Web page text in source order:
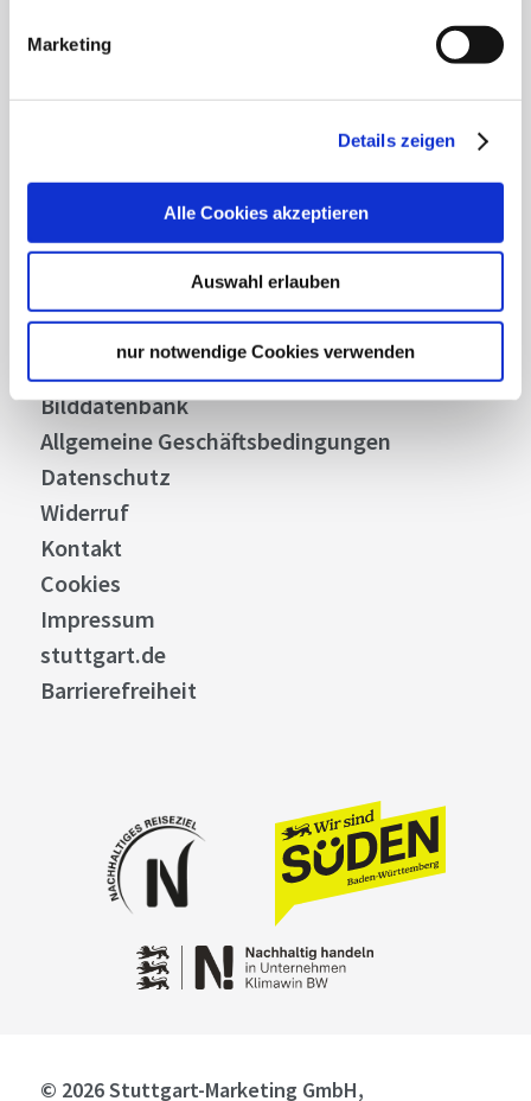
Marketing
Details zeigen
Alle Cookies akzeptieren
Auswahl erlauben
nur notwendige Cookies verwenden
Abonnieren
Stellenangebote
Business
Stuttgart Convention Bureau
Bilddatenbank
Allgemeine Geschäftsbedingungen
Datenschutz
Widerruf
Kontakt
Cookies
Impressum
stuttgart.de
Barrierefreiheit
© 2026 Stuttgart-Marketing GmbH,